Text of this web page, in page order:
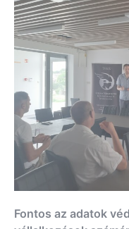
Fontos az adatok